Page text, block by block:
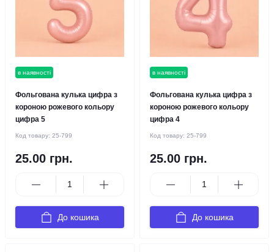
в наявності
Фольгована кулька цифра з
короною рожевого кольору
цифра 5
Код товару: 25-799
25.00 грн.
До кошика
в наявності
Фольгована кулька цифра з
короною рожевого кольору
цифра 4
Код товару: 25-799
25.00 грн.
До кошика